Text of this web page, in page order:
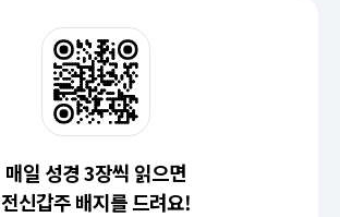
매일 성경 3장씩 읽으면
전신갑주 배지를 드려요!